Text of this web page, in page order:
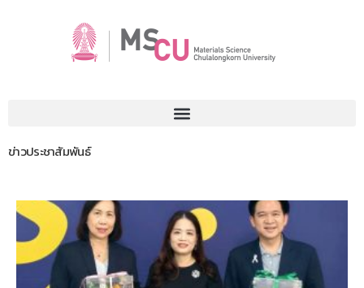
ข่าวประชาสัมพันธ์